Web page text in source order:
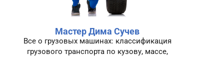
Мастер Дима Сучев
Все о грузовых машинах: классификация
грузового транспорта по кузову, массе,